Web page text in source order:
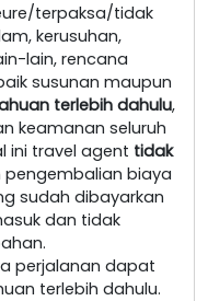
terpaksa/tidak
kerusuhan,
lain, rencana
susunan maupun
terlebih dahulu,
keamanan seluruh
ini travel agent tidak
biaya
sudah dibayarkan
dan tidak
perjalanan dapat
terlebih dahulu.